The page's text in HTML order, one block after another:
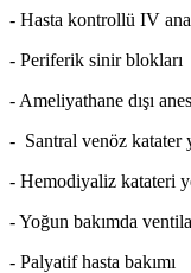
- Hasta kontrollü IV
- Periferik sinir blokları
- Ameliyathane dışı
- Santral venöz katater
- Hemodiyaliz katateri
- Yoğun bakımda
- Palyatif hasta bakımı